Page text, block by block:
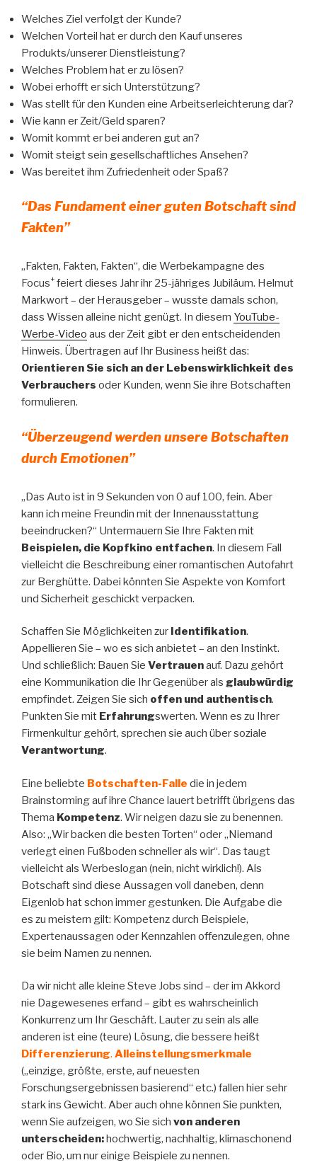
Welches Ziel verfolgt der Kunde?
Welchen Vorteil hat er durch den Kauf unseres
Produkts/unserer Dienstleistung?
Welches Problem hat er zu lösen?
Wobei erhofft er sich Unterstützung?
Was stellt für den Kunden eine Arbeitserleichterung dar?
Wie kann er Zeit/Geld sparen?
Womit kommt er bei anderen gut an?
Womit steigt sein gesellschaftliches Ansehen?
Was bereitet ihm Zufriedenheit oder Spaß?
“Das Fundament einer guten Botschaft sind
Fakten”
„Fakten, Fakten, Fakten“, die Werbekampagne des
Focus+ feiert dieses Jahr ihr 25-jähriges Jubiläum. Helmut
Markwort – der Herausgeber – wusste damals schon,
dass Wissen alleine nicht genügt. In diesem YouTube-
Werbe-Video aus der Zeit gibt er den entscheidenden
Hinweis. Übertragen auf Ihr Business heißt das:
Orientieren Sie sich an der Lebenswirklichkeit des
Verbrauchers oder Kunden, wenn Sie ihre Botschaften
formulieren.
“Überzeugend werden unsere Botschaften
durch Emotionen”
„Das Auto ist in 9 Sekunden von 0 auf 100, fein. Aber
kann ich meine Freundin mit der Innenausstattung
beeindrucken?“ Untermauern Sie Ihre Fakten mit
Beispielen, die Kopfkino entfachen. In diesem Fall
vielleicht die Beschreibung einer romantischen Autofahrt
zur Berghütte. Dabei könnten Sie Aspekte von Komfort
und Sicherheit geschickt verpacken.
Schaffen Sie Möglichkeiten zur Identifikation.
Appellieren Sie – wo es sich anbietet – an den Instinkt.
Und schließlich: Bauen Sie Vertrauenauf. Dazu gehört
eine Kommunikation die Ihr Gegenüber als glaubwürdig
empfindet. Zeigen Sie sich offen und authentisch.
Punkten Sie mit Erfahrungswerten. Wenn es zu Ihrer
Firmenkultur gehört, sprechen sie auch über soziale
Verantwortung.
Eine beliebte Botschaften-Falle die in jedem
Brainstorming auf ihre Chance lauert betrifft übrigens das
Thema Kompetenz. Wir neigen dazu sie zu benennen.
Also: „Wir backen die besten Torten“ oder „Niemand
verlegt einen Fußboden schneller als wir“. Das taugt
vielleicht als Werbeslogan (nein, nicht wirklich!). Als
Botschaft sind diese Aussagen voll daneben, denn
Eigenlob hat schon immer gestunken. Die Aufgabe die
es zu meistern gilt: Kompetenz durch Beispiele,
Expertenaussagen oder Kennzahlen offenzulegen, ohne
sie beim Namen zu nennen.
Da wir nicht alle kleine Steve Jobs sind – der im Akkord
nie Dagewesenes erfand – gibt es wahrscheinlich
Konkurrenz um Ihr Geschäft. Lauter zu sein als alle
anderen ist eine (teure) Lösung, die bessere heißt
Differenzierung. Alleinstellungsmerkmale
(„einzige, größte, erste, auf neuesten
Forschungsergebnissen basierend“ etc.) fallen hier sehr
stark ins Gewicht. Aber auch ohne können Sie punkten,
wenn Sie aufzeigen, wo Sie sich von anderen
unterscheiden:hochwertig, nachhaltig, klimaschonend
oder Bio, um nur einige Beispiele zu nennen.